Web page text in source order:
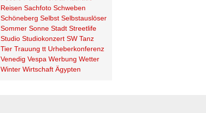
Reisen Sachfoto Schweben
Schöneberg Selbst Selbstauslöser
Sommer Sonne Stadt Streetlife
Studio Studiokonzert SW Tanz
Tier Trauung tt Urheberkonferenz
Venedig Vespa Werbung Wetter
Winter Wirtschaft Ägypten